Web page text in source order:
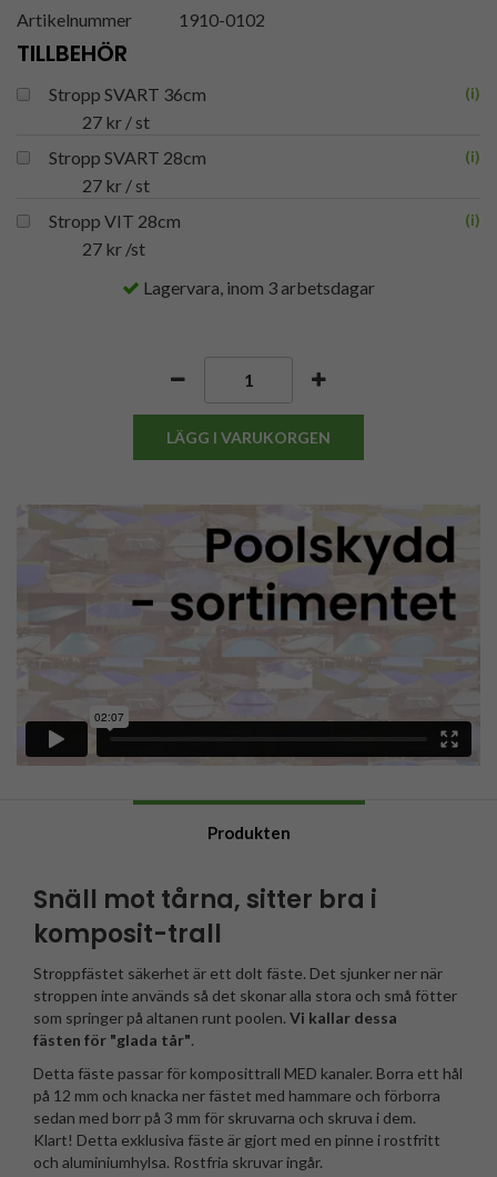
Artikelnummer 1910-0102
TILLBEHÖR
Stropp SVART 36cm (i)
27 kr / st
Stropp SVART 28cm
(i)
27 kr / st
Stropp VIT 28cm
(i)
27 kr /st
Lagervara, inom 3 arbetsdagar
LÄGG I VARUKORGEN
Produkten
Snäll mot tårna, sitter bra i
komposit-trall
Stroppfästet säkerhet är ett dolt fäste. Det sjunker ner när
stroppen inte används så det skonar alla stora och små fötter
som springer på altanen runt poolen. Vi kallar dessa
fästen för "glada tår".
Detta fäste passar för komposittrall MED kanaler. Borra ett hål
på 12 mm och knacka ner fästet med hammare och förborra
sedan med borr på 3 mm för skruvarna och skruva i dem.
Klart! Detta exklusiva fäste är gjort med en pinne i rostfritt
och aluminiumhylsa. Rostfria skruvar ingår.